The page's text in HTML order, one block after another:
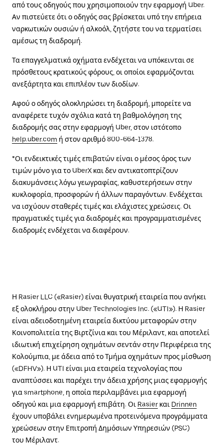
από τους οδηγούς που χρησιμοποιούν την εφαρμογή Uber.
Αν πιστεύετε ότι ο οδηγός σας βρίσκεται υπό την επήρεια
ναρκωτικών ουσιών ή αλκοόλ, ζητήστε του να τερματίσει
αμέσως τη διαδρομή.
Τα επαγγελματικά οχήματα ενδέχεται να υπόκεινται σε
πρόσθετους κρατικούς φόρους, οι οποίοι εφαρμόζονται
ανεξάρτητα και επιπλέον των διοδίων.
Αφού ο οδηγός ολοκληρώσει τη διαδρομή, μπορείτε να
αναφέρετε τυχόν σχόλια κατά τη βαθμολόγηση της
διαδρομής σας στην εφαρμογή Uber, στον ιστότοπο
help.uber.com ή στον αριθμό 800-664-1378.
*Οι ενδεικτικές τιμές επιβατών είναι ο μέσος όρος των
τιμών μόνο για το UberX και δεν αντικατοπτρίζουν
διακυμάνσεις λόγω γεωγραφίας, καθυστερήσεων στην
κυκλοφορία, προσφορών ή άλλων παραγόντων. Ενδέχεται
να ισχύουν σταθερές τιμές και ελάχιστες χρεώσεις. Οι
πραγματικές τιμές για διαδρομές και προγραμματισμένες
διαδρομές ενδέχεται να διαφέρουν.
Η Rasier LLC («Rasier) είναι θυγατρική εταιρεία που ανήκει
εξ ολοκλήρου στην Uber Technologies Inc. («UTI»). Η Rasier
είναι αδειοδοτημένη εταιρεία δικτύου μεταφορών στην
Κοινοπολιτεία της Βιρτζίνια και του Μέριλαντ, και αποτελεί
ιδιωτική επιχείρηση οχημάτων σεντάν στην Περιφέρεια της
Κολούμπια, με άδεια από το Τμήμα οχημάτων προς μίσθωση
(«DFHV»). Η UTI είναι μια εταιρεία τεχνολογίας που
αναπτύσσει και παρέχει την άδεια χρήσης μιας εφαρμογής
για smartphone, η οποία περιλαμβάνει μια εφαρμογή
οδηγού και μια εφαρμογή επιβάτη. Οι Rasier και Drinnen
έχουν υποβάλει ενημερωμένα προτεινόμενα προγράμματα
χρεώσεων στην Επιτροπή Δημόσιων Υπηρεσιών (PSC)
του Μέριλαντ.